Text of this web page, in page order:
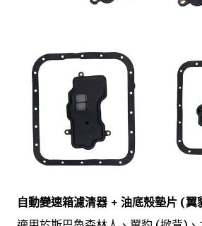
自動變速箱濾清器 + 油底殼墊片 (翼